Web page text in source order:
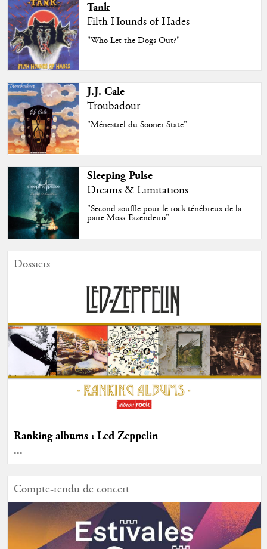
Tank
Filth Hounds of Hades
"Who Let the Dogs Out?"
J.J. Cale
Troubadour
"Ménestrel du Sooner State"
Sleeping Pulse
Dreams & Limitations
"Second souffle pour le rock ténébreux de la
paire Moss-Fazendeiro"
Dossiers
Ranking albums : Led Zeppelin
...
Compte-rendu de concert